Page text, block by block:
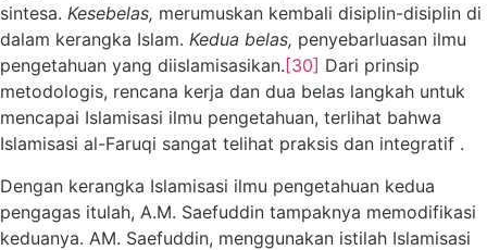
sintesa. Kesebelas, merumuskan kembali disiplin-disiplin di
dalam kerangka Islam. Kedua belas, penyebarluasan ilmu
pengetahuan yang diislamisasikan. [30] Dari prinsip
metodologis, rencana kerja dan dua belas langkah untuk
mencapai Islamisasi ilmu pengetahuan, terlihat bahwa
Islamisasi al-Faruqi sangat telihat praksis dan integratif .
Dengan kerangka Islamisasi ilmu pengetahuan kedua
pengagas itulah, A.M. Saefuddin tampaknya memodifikasi
keduanya. AM. Saefuddin, menggunakan istilah Islamisasi